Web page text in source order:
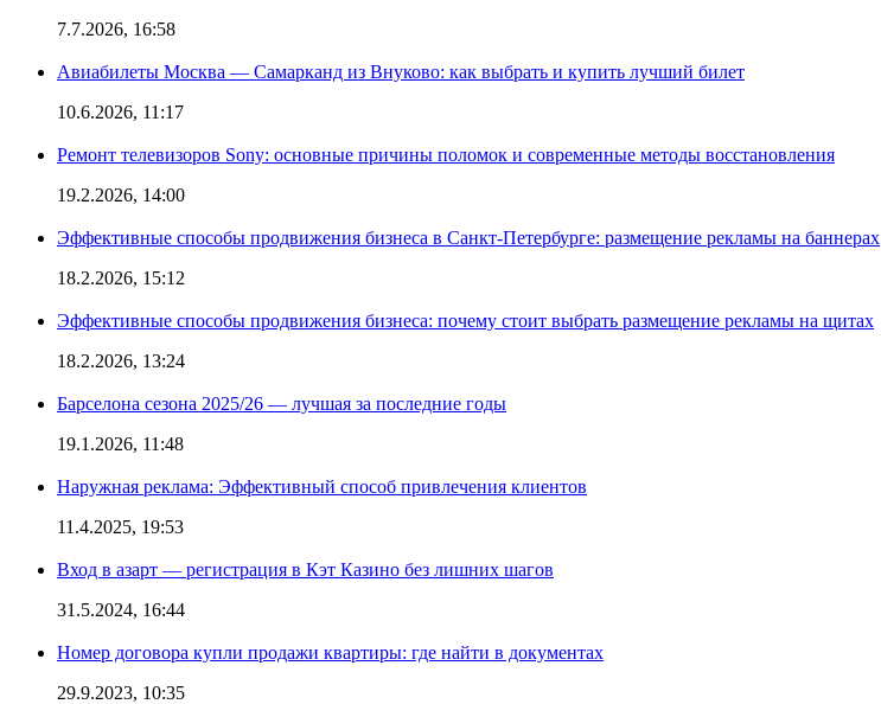
7.7.2026, 16:58
Авиабилеты Москва — Самарканд из Внуково: как выбрать и купить лучший билет
10.6.2026, 11:17
Ремонт телевизоров Sony: основные причины поломок и современные методы восстановления
19.2.2026, 14:00
Эффективные способы продвижения бизнеса в Санкт-Петербурге: размещение рекламы на баннерах
18.2.2026, 15:12
Эффективные способы продвижения бизнеса: почему стоит выбрать размещение рекламы на щитах
18.2.2026, 13:24
Барселона сезона 2025/26 — лучшая за последние годы
19.1.2026, 11:48
Наружная реклама: Эффективный способ привлечения клиентов
11.4.2025, 19:53
Вход в азарт — регистрация в Кэт Казино без лишних шагов
31.5.2024, 16:44
Номер договора купли продажи квартиры: где найти в документах
29.9.2023, 10:35